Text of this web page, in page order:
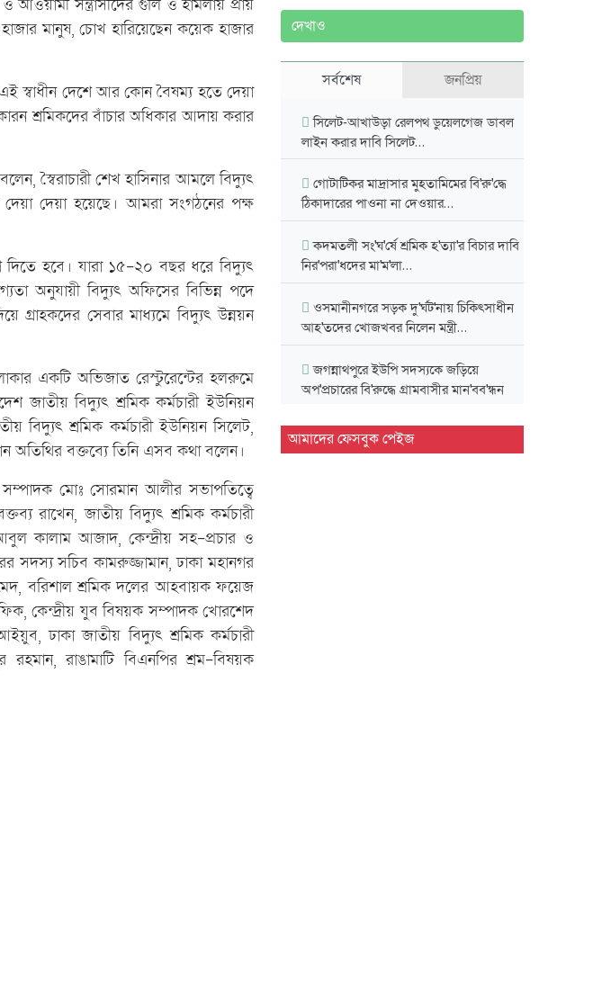
আওয়ামী সন্ত্রাসীদের গুলি ও হামলায় প্রায়
মানুষ, চোখ হারিয়েছেন কয়েক হাজার
স্বাধীন দেশে আর কোন বৈষম্য হতে দেয়া
শ্রমিকদের বাঁচার অধিকার আদায় করার
স্বৈরাচারী শেখ হাসিনার আমলে বিদ্যুৎ
দেয়া হয়েছে। আমরা সংগঠনের পক্ষ
দিতে হবে। যারা ১৫-২০ বছর ধরে বিদ্যুৎ
অনুযায়ী বিদ্যুৎ অফিসের বিভিন্ন পদে
গ্রাহকদের সেবার মাধ্যমে বিদ্যুৎ উন্নয়ন
একটি অভিজাত রেস্টুরেন্টের হলরুমে
জাতীয় বিদ্যুৎ শ্রমিক কর্মচারী ইউনিয়ন
বিদ্যুৎ শ্রমিক কর্মচারী ইউনিয়ন সিলেট,
অতিথির বক্তব্যে তিনি এসব কথা বলেন।
মোঃ সোরমান আলীর সভাপতিত্বে
রাখেন, জাতীয় বিদ্যুৎ শ্রমিক কর্মচারী
কালাম আজাদ, কেন্দ্রীয় সহ-প্রচার ও
সদস্য সচিব কামরুজ্জামান, ঢাকা মহানগর
বরিশাল শ্রমিক দলের আহবায়ক ফয়েজ
কেন্দ্রীয় যুব বিষয়ক সম্পাদক খোরশেদ
ঢাকা জাতীয় বিদ্যুৎ শ্রমিক কর্মচারী
রাঙামাটি বিএনপির শ্রম-বিষয়ক
দেখাও
সর্বশেষ জনপ্রিয়
সিলেট-আখাউড়া রেলপথ ডুয়েলগেজ ডাবল
লাইন করার দাবি সিলেট…
গোটাটিকর মাদ্রাসার মুহতামিমের বি'রু'দ্ধে
ঠিকাদারের পাওনা না দেওয়ার…
কদমতলী সং'ঘ'র্ষে শ্রমিক হ'ত্যা'র বিচার দাবি
নির'পরা'ধদের মা'ম'লা…
ওসমানীনগরে সড়ক দু'র্ঘট'নায় চিকিৎসাধীন
আহ'তদের খোজখবর নিলেন মন্ত্রী…
জগন্নাথপুরে ইউপি সদস্যকে জড়িয়ে
অপ'প্রচারের বি'রুদ্ধে গ্রামবাসীর মান'বব'ন্ধন
সিলেট বিভাগীয় সরকারি গণগ্রন্থাগারের
জুলাই গণঅভ্যুত্থান দিবস পালন…
আমাদের ফেসবুক পেইজ